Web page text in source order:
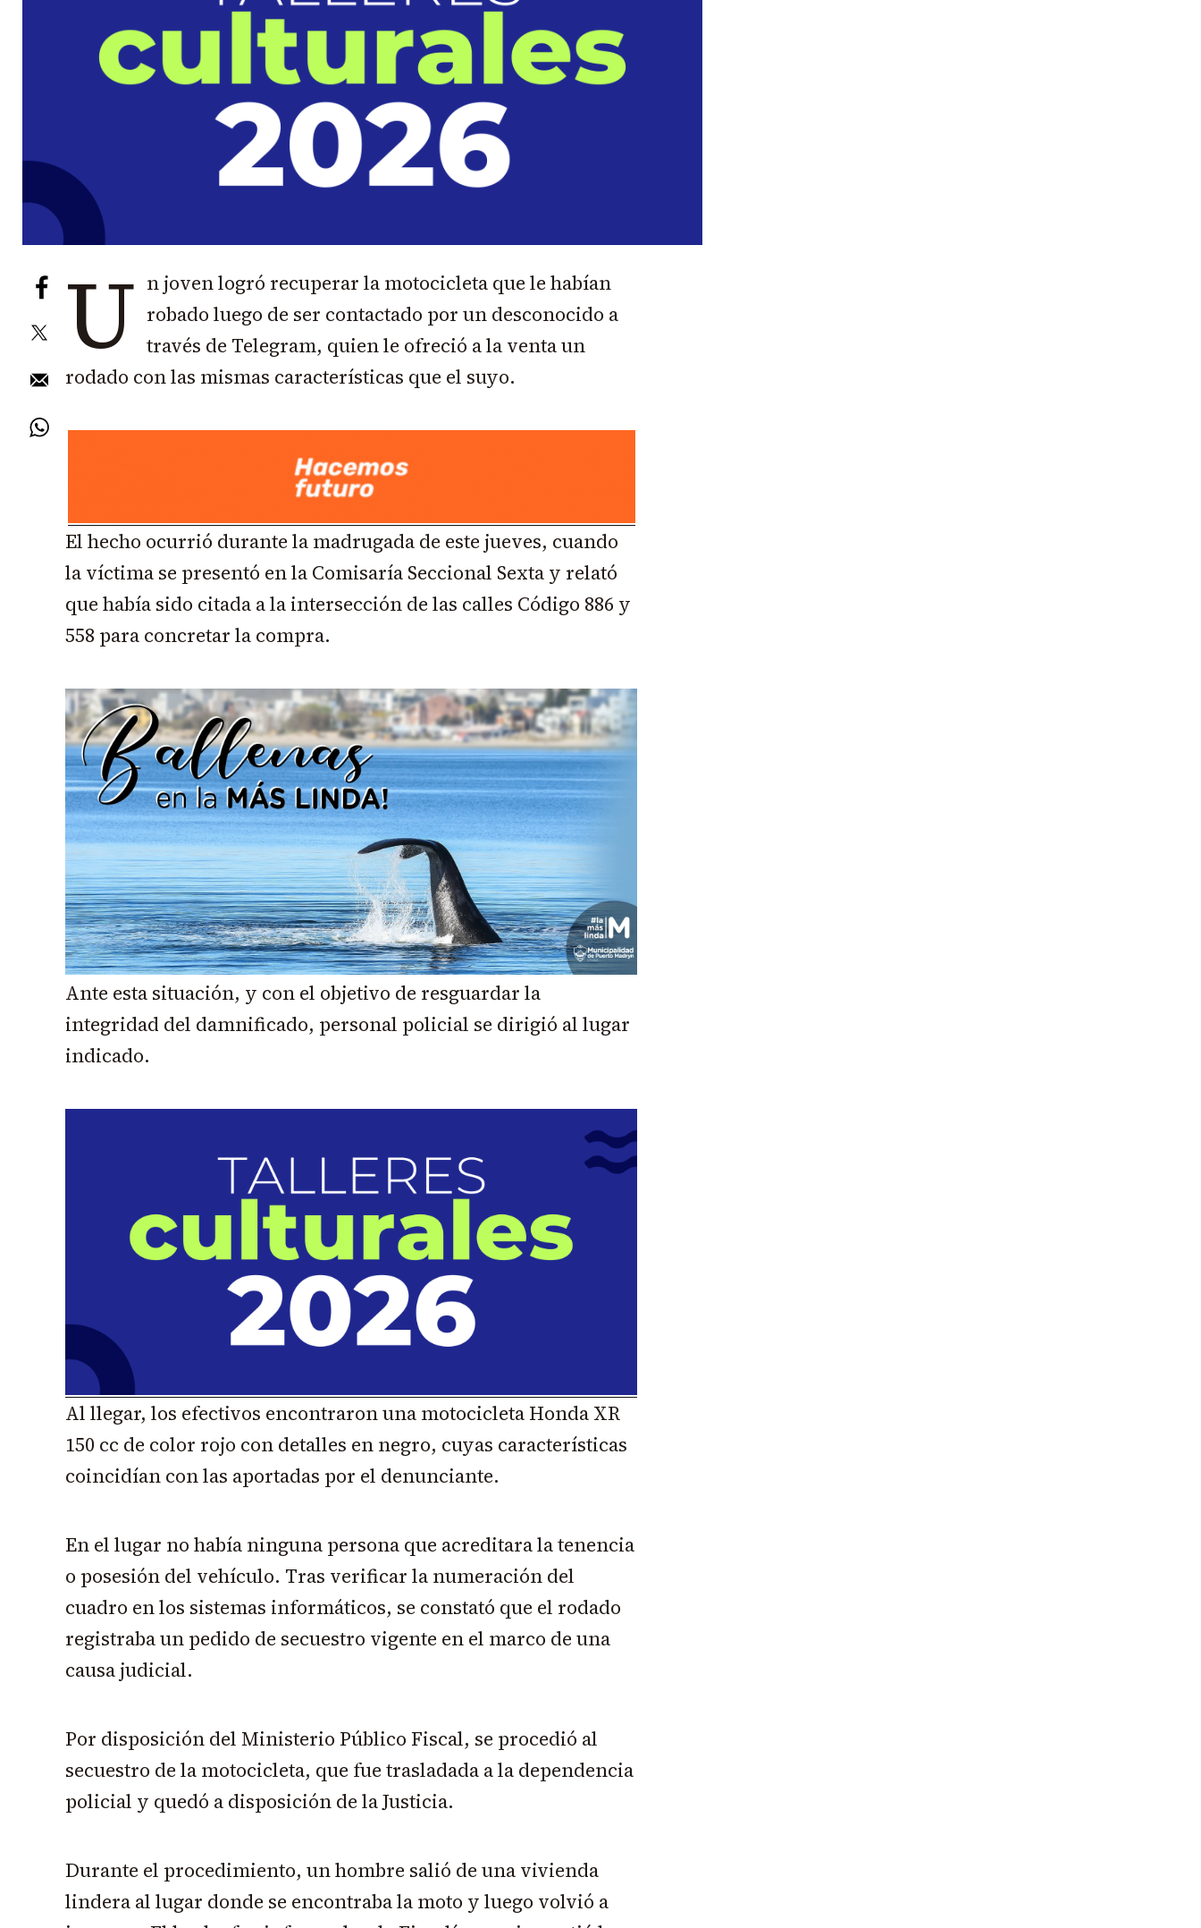
U n joven logró recuperar la motocicleta que le habían
robado luego de ser contactado por un desconocido a
través de Telegram, quien le ofreció a la venta un
rodado con las mismas características que el suyo.
El hecho ocurrió durante la madrugada de este jueves, cuando
la víctima se presentó en la Comisaría Seccional Sexta y relató
que había sido citada a la intersección de las calles Código 886 y
558 para concretar la compra.
Ante esta situación, y con el objetivo de resguardar la
integridad del damnificado, personal policial se dirigió al lugar
indicado.
Al llegar, los efectivos encontraron una motocicleta Honda XR
150 cc de color rojo con detalles en negro, cuyas características
coincidían con las aportadas por el denunciante.
En el lugar no había ninguna persona que acreditara la tenencia
o posesión del vehículo. Tras verificar la numeración del
cuadro en los sistemas informáticos, se constató que el rodado
registraba un pedido de secuestro vigente en el marco de una
causa judicial.
Por disposición del Ministerio Público Fiscal, se procedió al
secuestro de la motocicleta, que fue trasladada a la dependencia
policial y quedó a disposición de la Justicia.
Durante el procedimiento, un hombre salió de una vivienda
lindera al lugar donde se encontraba la moto y luego volvió a